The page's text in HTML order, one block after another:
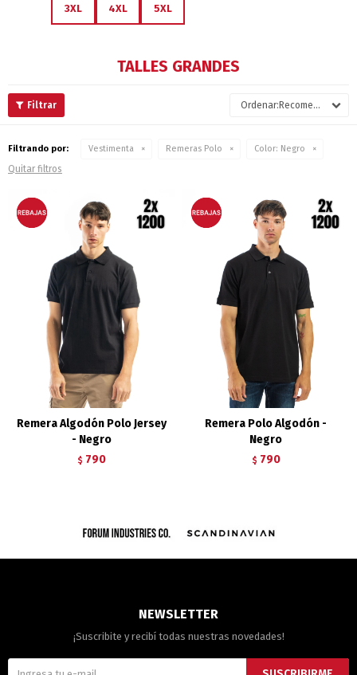
3XL 4XL 5XL
TALLES GRANDES
Recomendados
Filtrando por: Vestimenta Remeras Polo Color: Negro
Quitar filtros
Remera Algodón Polo Jersey
- Negro
$ 790
Remera Polo Algodón -
Negro
$ 790
NEWSLETTER
¡Suscribite y recibí todas nuestras novedades!